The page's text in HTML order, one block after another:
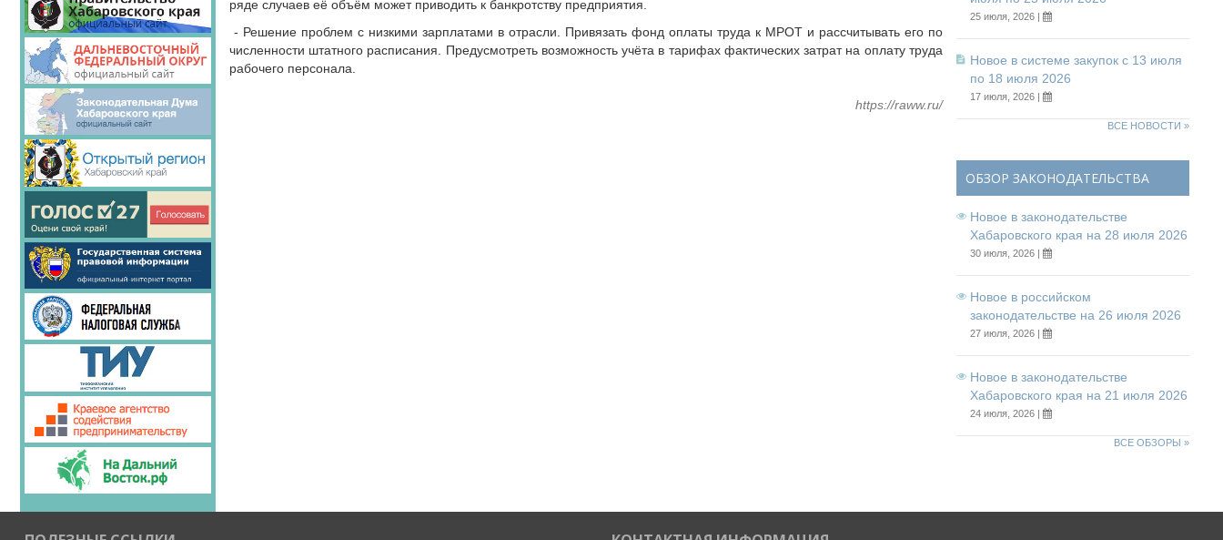
ряде случаев её объём может приводить к банкротству предприятия.
- Решение проблем с низкими зарплатами в отрасли. Привязать фонд оплаты труда к МРОТ и рассчитывать его по
численности штатного расписания. Предусмотреть возможность учёта в тарифах фактических затрат на оплату труда
рабочего персонала.
https://raww.ru/
25 июля, 2026 |
Новое в системе закупок с 13 июля
по 18 июля 2026
17 июля, 2026 |
ВСЕ НОВОСТИ »
ОБЗОР ЗАКОНОДАТЕЛЬСТВА
Новое в законодательстве
Хабаровского края на 28 июля 2026
30 июля, 2026 |
Новое в российском
законодательстве на 26 июля 2026
27 июля, 2026 |
Новое в законодательстве
Хабаровского края на 21 июля 2026
24 июля, 2026 |
ВСЕ ОБЗОРЫ »